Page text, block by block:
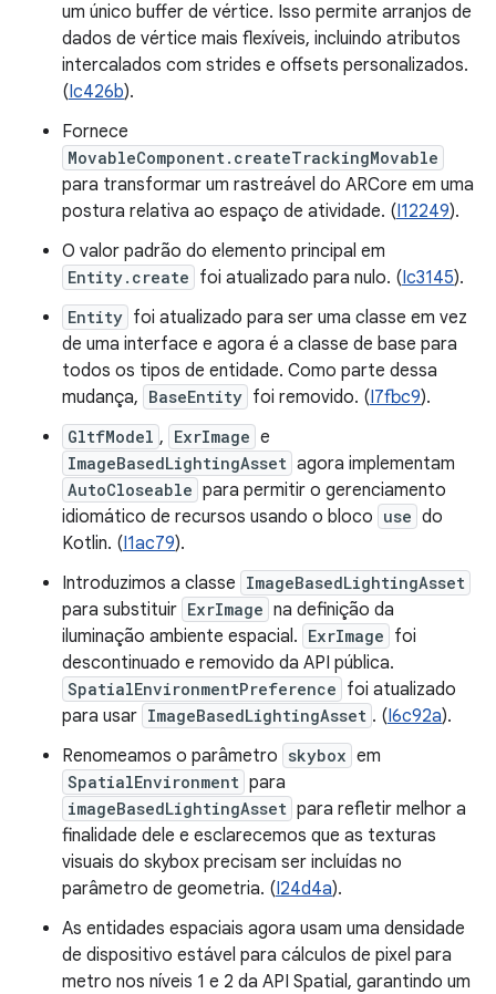
um único buffer de vértice. Isso permite arranjos de
dados de vértice mais flexíveis, incluindo atributos
intercalados com strides e offsets personalizados.
(Ic426b).
Fornece
MovableComponent.createTrackingMovable
para transformar um rastreável do ARCore em uma
postura relativa ao espaço de atividade. (I12249).
O valor padrão do elemento principal em
Entity.create foi atualizado para nulo. (Ic3145).
Entity foi atualizado para ser uma classe em vez
de uma interface e agora é a classe de base para
todos os tipos de entidade. Como parte dessa
mudança, BaseEntity foi removido. (I7fbc9).
GltfModel , ExrImage e
ImageBasedLightingAsset agora implementam
AutoCloseable para permitir o gerenciamento
idiomático de recursos usando o bloco use do
Kotlin. (I1ac79).
Introduzimos a classe ImageBasedLightingAsset
para substituir ExrImage na definição da
iluminação ambiente espacial. ExrImage foi
descontinuado e removido da API pública.
SpatialEnvironmentPreference foi atualizado
para usar ImageBasedLightingAsset . (I6c92a).
Renomeamos o parâmetro skybox em
SpatialEnvironment para
imageBasedLightingAsset para refletir melhor a
finalidade dele e esclarecemos que as texturas
visuais do skybox precisam ser incluídas no
parâmetro de geometria. (I24d4a).
As entidades espaciais agora usam uma densidade
de dispositivo estável para cálculos de pixel para
metro nos níveis 1 e 2 da API Spatial, garantindo um